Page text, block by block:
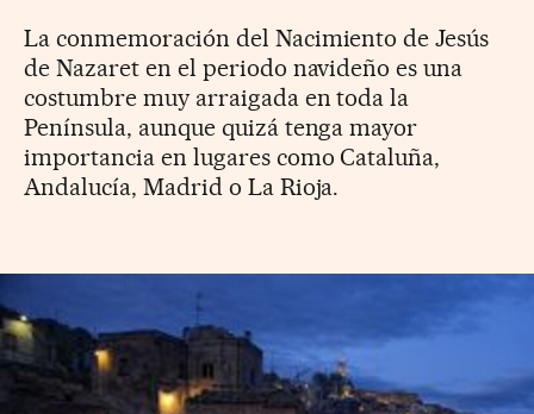
La conmemoración del Nacimiento de Jesús
de Nazaret en el periodo navideño es una
costumbre muy arraigada en toda la
Península, aunque quizá tenga mayor
importancia en lugares como Cataluña,
Andalucía, Madrid o La Rioja.